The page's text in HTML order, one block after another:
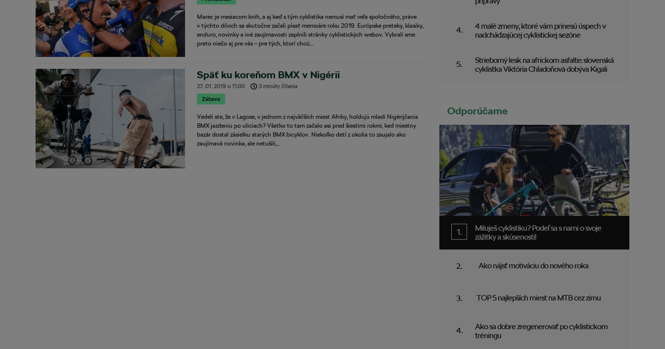
Marec je mesiacom kníh, a aj keď s tým cyklistika nemusí mať veľa spoločného, práve
v týchto dňoch sa skutočne začali písať memoáre roku 2019. Európske preteky, klasiky,
enduro, novinky a iné zaujímavosti zaplnili stránky cyklistických webov. Vybrali sme
preto niečo aj pre vás – pre tých, ktorí chcú…
Späť ku koreňom BMX v Nigérii
27. 01. 2019 o11:00
3 minúty čítania
Zábava
Vedeli ste, že v Lagose, v jednom z najväčších miest Afriky, holdujú mladí Nigérijčania
BMX jazdeniu po uliciach? Všetko to tam začalo asi pred šiestimi rokmi, keď miestny
bazár dostal zásielku starých BMX bicyklov. Niekoľko detí z okolia to zaujalo ako
zaujímavá novinka, ale netušili,…
4 malé zmeny, ktoré vám prinesú úspech v
nadchádzajúcej cyklistickej sezóne
Strieborný lesk na africkom asfalte: slovenská
cyklistka Viktória Chladoňová dobýva Kigali
Odporúčame
Miluješ cyklistiku? Podeľ sa s nami o svoje
zážitky a skúsenosti!
Ako nájsť motiváciu do nového roka
TOP 5 najlepších miest na MTB cez zimu
Ako sa dobre zregenerovať po cyklistickom
tréningu